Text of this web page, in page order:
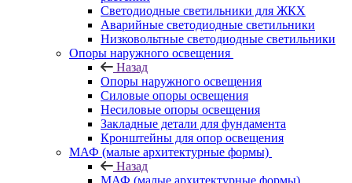
Светодиодные светильники для ЖКХ
Аварийные светодиодные светильники
Низковольтные светодиодные светильники
Опоры наружного освещения
Назад
Опоры наружного освещения
Силовые опоры освещения
Несиловые опоры освещения
Закладные детали для фундамента
Кронштейны для опор освещения
МАФ (малые архитектурные формы)
Назад
МАФ (малые архитектурные формы)